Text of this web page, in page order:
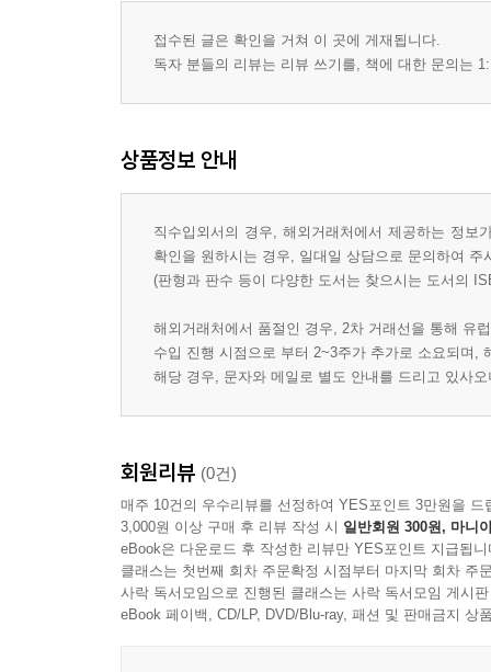
접수된 글은 확인을 거쳐 이 곳에 게재됩니다.
독자 분들의 리뷰는 리뷰 쓰기를, 책에 대한 문의는
상품정보 안내
직수입외서의 경우, 해외거래처에서 제공하는 정
확인을 원하시는 경우, 일대일 상담으로 문의하여 주
(판형과 판수 등이 다양한 도서는 찾으시는 도서의
해외거래처에서 품절인 경우, 2차 거래선을 통해 유
수입 진행 시점으로 부터 2~3주가 추가로 소요되며,
해당 경우, 문자와 메일로 별도 안내를 드리고 있사
회원리뷰 (0건)
매주 10건의 우수리뷰를 선정하여 YES포인트 3만원을 드
3,000원 이상 구매 후 리뷰 작성 시 일반회원 300원, 마니
eBook은 다운로드 후 작성한 리뷰만 YES포인트 지급됩니
클래스는 첫번째 회차 주문확정 시점부터 마지막 회차 주
사락 독서모임으로 진행된 클래스는 사락 독서모임 게시
eBook 페이백, CD/LP, DVD/Blu-ray, 패션 및 판매금지 상